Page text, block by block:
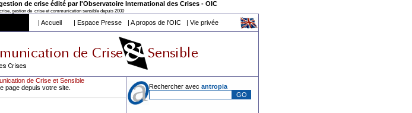
de crise édité par l'Observatoire International des Crises- OIC
gestion de crise et communication sensible depuis 2000
| Accueil | Espace Presse | A propos de l'OIC | Vie privée
de Crise et Sensible
page depuis votre site.
Rechercher avec antropia